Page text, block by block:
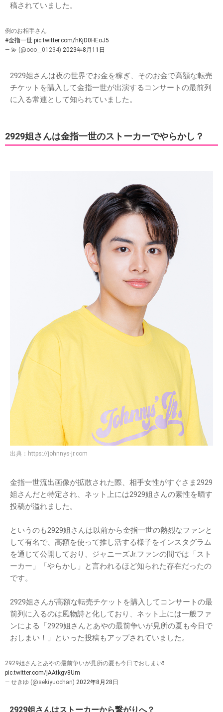
稿されていました。
例のお相手さん
#金指一世 pic.twitter.com/hKjD0HEoJ5
— 💫 (@ooo__01234) 2023年8月11日
2929姐さんは夜の世界でお金を稼ぎ、そのお金で高額な転売
チケットを購入して金指一世が出演するコンサートの最前列
に入る常連として知られていました。
2929姐さんは金指一世のストーカーでやらかし？
出典： https://johnnys-jr.com
金指一世流出画像が拡散された際、相手女性がすぐさま2929
姐さんだと特定され、ネット上には2929姐さんの素性を晒す
投稿が溢れました。
というのも2929姐さんは以前から金指一世の熱烈なファンと
して有名で、高額を使って推し活する様子をインスタグラム
を通じて公開しており、ジャニーズJr.ファンの間では「スト
ーカー」「やらかし」と言われるほど知られた存在だったの
です。
2929姐さんが高額な転売チケットを購入してコンサートの最
前列に入るのは風物詩と化しており、ネット上には一般ファ
ンによる「2929姐さんとあやの最前争いが見所の夏も今日で
おしまい！」といった投稿もアップされていました。
2929姐さんとあやの最前争いが見所の夏も今日でおしまい❗️
pic.twitter.com/jAAtkgv8Um
— せきゆ (@sekiyuochan) 2022年8月28日
2929姐さんはストーカーから繋がりへ？